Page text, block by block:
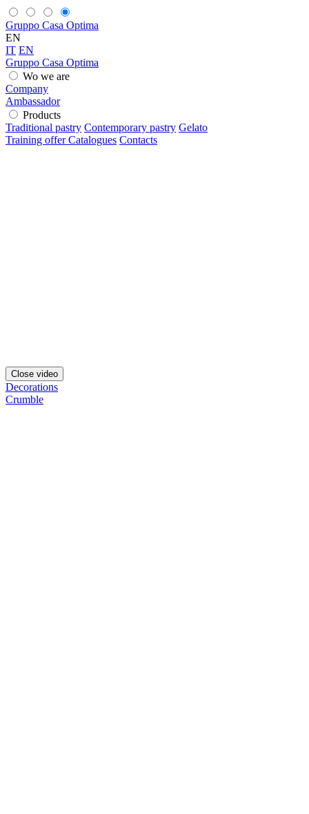
Gruppo Casa Optima
EN
IT EN
Gruppo Casa Optima
Wo we are
Company
Ambassador
Products
Traditional pastry Contemporary pastry Gelato
Training offerCatalogues Contacts
Close video
Decorations
Crumble